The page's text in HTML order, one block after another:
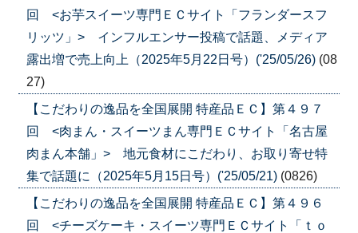
回 <お芋スイーツ専門ＥＣサイト「フランダースフ
リッツ」> インフルエンサー投稿で話題、メディア
露出増で売上向上（2025年5月22日号）('25/05/26) (08
27)
【こだわりの逸品を全国展開 特産品ＥＣ】第４９７
回 <肉まん・スイーツまん専門ＥＣサイト「名古屋
肉まん本舗」> 地元食材にこだわり、お取り寄せ特
集で話題に（2025年5月15日号）('25/05/21) (0826)
【こだわりの逸品を全国展開 特産品ＥＣ】第４９６
回 <チーズケーキ・スイーツ専門ＥＣサイト「ｔｏ